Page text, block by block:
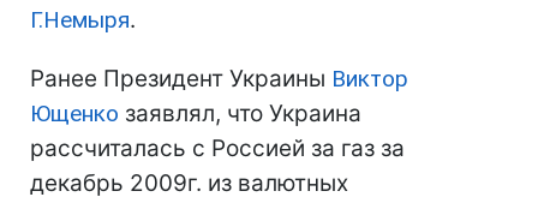
Г.Немыря.
Ранее Президент Украины Виктор
Ющенко заявлял, что Украина
рассчиталась с Россией за газ за
декабрь 2009г. из валютных